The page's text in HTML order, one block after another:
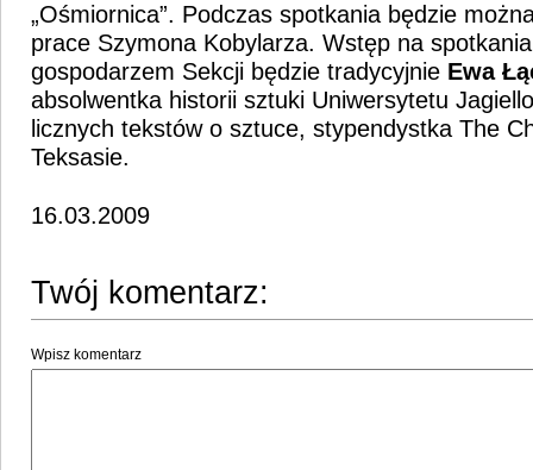
„Ośmiornica”. Podczas spotkania będzie
prace Szymona Kobylarza. Wstęp na
gospodarzem Sekcji będzie tradycyjnie Ewa
absolwentka historii sztuki Uniwersytetu
licznych tekstów o sztuce, stypendystka The
Teksasie.
16.03.2009
Twój komentarz:
Wpisz komentarz